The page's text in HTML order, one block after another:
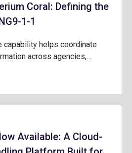
Coral: Defining the
1-1
capability helps coordinate
across agencies,…
Available: A Cloud-